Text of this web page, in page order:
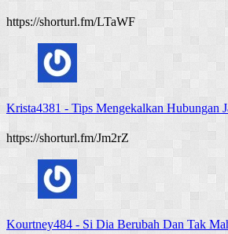
https://shorturl.fm/LTaWF
Krista4381 - Tips Mengekalkan Hubungan
https://shorturl.fm/Jm2rZ
Kourtney484 - Si Dia Berubah Dan Tak